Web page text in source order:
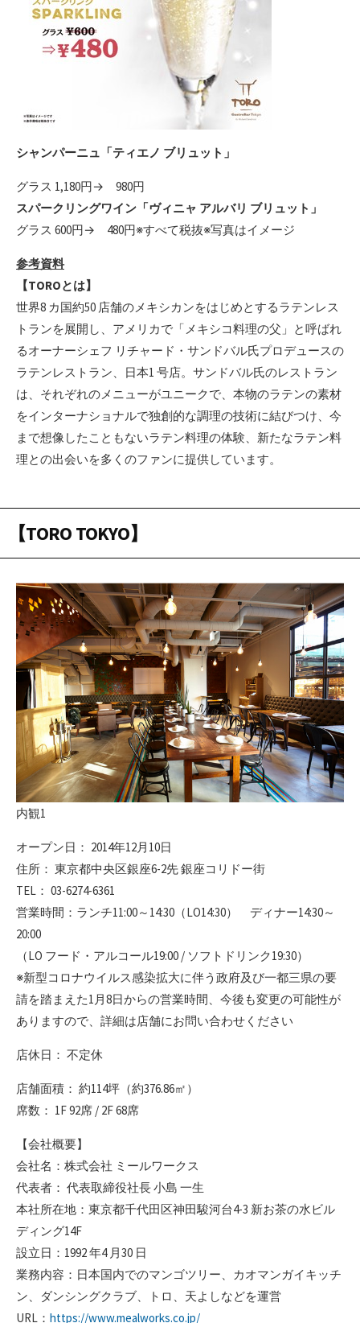
シャンパーニュ「ティエノ ブリュット」
グラス 1,180円→ 980円
スパークリングワイン「ヴィニャ アルバリ ブリュット」
グラス 600円→ 480円※すべて税抜※写真はイメージ
参考資料
【TOROとは】
世界8 カ国約50 店舗のメキシカンをはじめとするラテンレス
トランを展開し、アメリカで「メキシコ料理の父」と呼ばれ
るオーナーシェフ リチャード・サンドバル氏プロデュースの
ラテンレストラン、日本1 号店。サンドバル氏のレストラン
は、それぞれのメニューがユニークで、本物のラテンの素材
をインターナショナルで独創的な調理の技術に結びつけ、今
まで想像したこともないラテン料理の体験、新たなラテン料
理との出会いを多くのファンに提供しています。
【TORO TOKYO】
内観1
オープン日： 2014年12月10日
住所： 東京都中央区銀座6-2先 銀座コリドー街
TEL： 03-6274-6361
営業時間：ランチ11:00～14:30（LO14:30） ディナー14:30～
20:00
（LO フード・アルコール19:00 / ソフトドリンク19:30）
※新型コロナウイルス感染拡大に伴う政府及び一都三県の要
請を踏まえた1月8日からの営業時間、今後も変更の可能性が
ありますので、詳細は店舗にお問い合わせください
店休日： 不定休
店舗面積： 約114坪（約376.86㎡）
席数： 1F 92席 / 2F 68席
【会社概要】
会社名：株式会社 ミールワークス
代表者： 代表取締役社長 小島 一生
本社所在地：東京都千代田区神田駿河台4-3 新お茶の水ビル
ディング14F
設立日：1992 年4 月30 日
業務内容：日本国内でのマンゴツリー、カオマンガイキッチ
ン、ダンシングクラブ、トロ、天よしなどを運営
URL： https://www.mealworks.co.jp/